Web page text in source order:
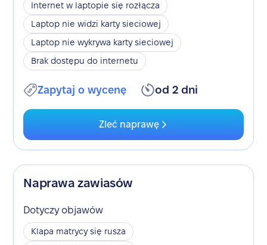
Internet w laptopie się rozłącza
Laptop nie widzi karty sieciowej
Laptop nie wykrywa karty sieciowej
Brak dostępu do internetu
Zapytaj o wycenę od 2 dni
Zleć naprawę
Naprawa zawiasów
Dotyczy objawów
Klapa matrycy się rusza